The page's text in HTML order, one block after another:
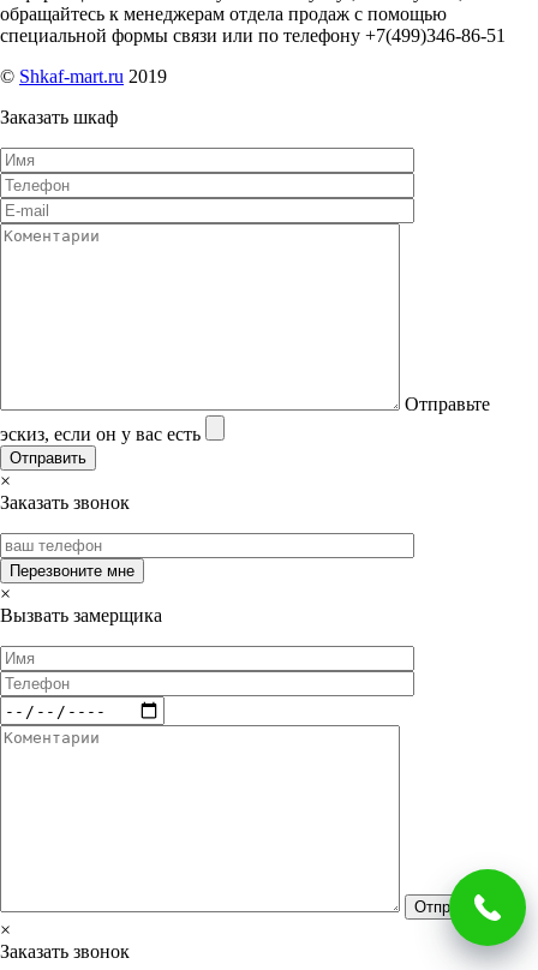
обращайтесь к менеджерам отдела продаж с помощью
специальной формы связи или по телефону +7(499)346-86-51
© Shkaf-mart.ru 2019
Заказать шкаф
Отправьте
эскиз, если он у вас есть
×
Заказать звонок
×
Вызвать замерщика
×
Заказать звонок